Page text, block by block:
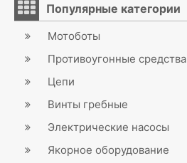
Популярные категории
Мотоботы
Противоугонные средства
Цепи
Винты гребные
Электрические насосы
Якорное оборудование